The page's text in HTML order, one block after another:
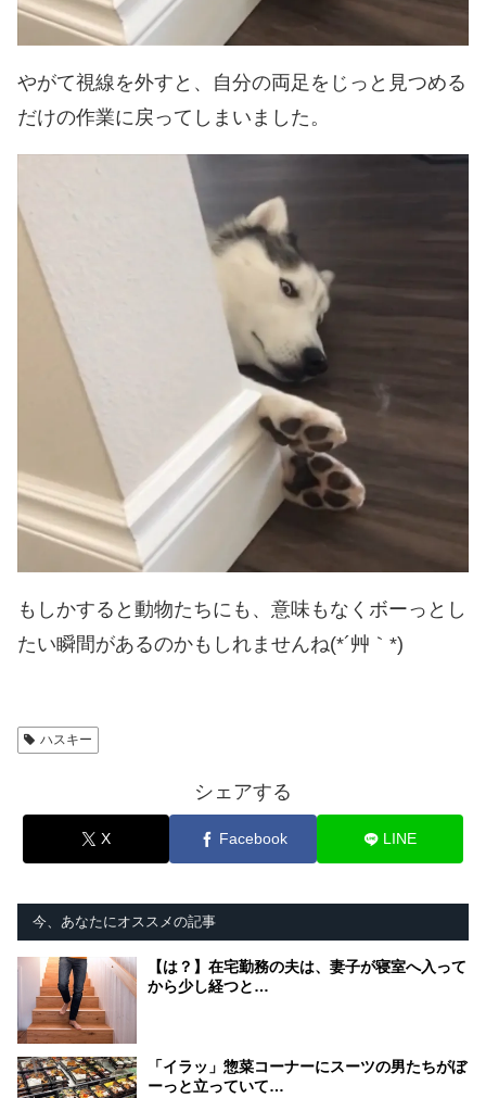
やがて視線を外すと、自分の両足をじっと見つめる
だけの作業に戻ってしまいました。
もしかすると動物たちにも、意味もなくボーっとし
たい瞬間があるのかもしれませんね(*´艸｀*)
ハスキー
シェアする
X Facebook LINE
今、あなたにオススメの記事
【は？】在宅勤務の夫は、妻子が寝室へ入って
から少し経つと…
「イラッ」惣菜コーナーにスーツの男たちがぼ
ーっと立っていて…